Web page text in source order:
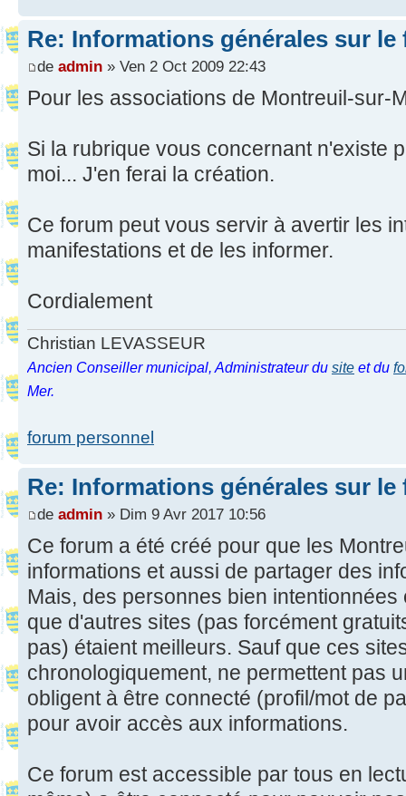
Re: Informations générales sur le
de admin » Ven 2 Oct 2009 22:43
Pour les associations de Montreuil-sur-
Si la rubrique vous concernant n'existe
moi... J'en ferai la création.
Ce forum peut vous servir à avertir les
manifestations et de les informer.
Cordialement
Christian LEVASSEUR
Ancien Conseiller municipal, Administrateur du site et du
Mer.
forum personnel
Re: Informations générales sur le
de admin » Dim 9 Avr 2017 10:56
Ce forum a été créé pour que les
informations et aussi de partager des
Mais, des personnes bien
que d'autres sites (pas forcément
pas) étaient meilleurs. Sauf que ces
chronologiquement, ne permettent pas
obligent à être connecté (profil/mot de
pour avoir accès aux informations.
Ce forum est accessible par tous en